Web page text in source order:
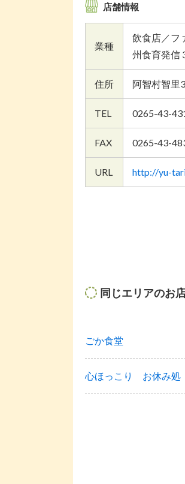
店舗情報
業種
飲食店／フ
州食育発信
住所 阿智村智里
TEL 0265-43-
FAX 0265-43-
URL http://yu-
同じエリアのお
ごか食堂
心ほっこり お休み処